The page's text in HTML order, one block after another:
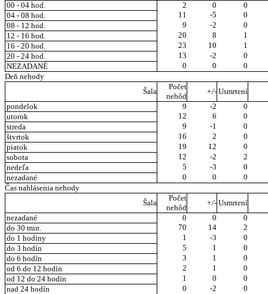
00 - 04 hod.
2 0
0
04 - 08 hod.
11 -5
0
08 - 12 hod.
9 -2
0
12 - 16 hod.
20 8
1
16 - 20 hod.
23 10
1
20 - 24 hod.
13 -2
0
NEZADANÉ
0 0
0
Deň nehody
Šala
Počet
nehôd
+/- Usmrtení
pondelok
9 -2
0
utorok
12 6
0
streda
9 -1
0
štvrtok
16 2
0
piatok
19 12
0
sobota
12 -2
2
nedeľa
5 -3
0
nezadané
0 0
0
Čas nahlásenia nehody
Šala
Počet
nehôd
+/- Usmrtení
nezadané
0 0
0
do 30 min.
70 14
2
do 1 hodiny
1 -3
0
do 3 hodín
5 1
0
do 6 hodín
3 1
0
od 6 do 12 hodín
2 1
0
od 12 do 24 hodín
1 0
0
nad 24 hodín
0 -2 0